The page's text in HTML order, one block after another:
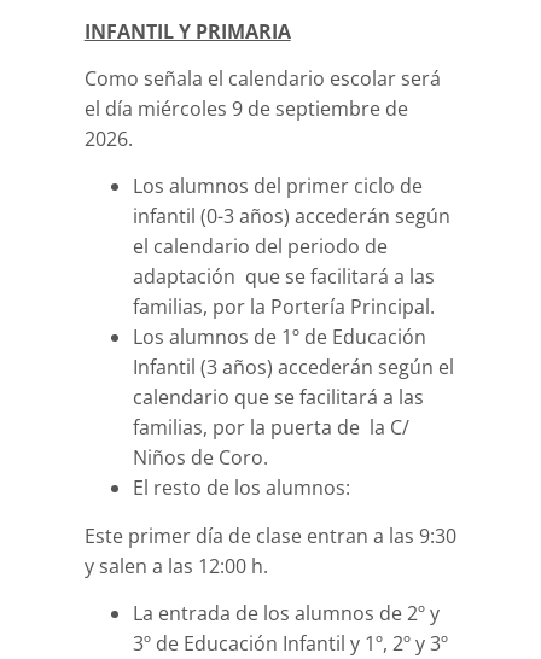
INFANTIL Y PRIMARIA
Como señala el calendario escolar será
el día miércoles 9 de septiembre de
2026.
Los alumnos del primer ciclo de
infantil (0-3 años) accederán según
el calendario del periodo de
adaptación que se facilitará a las
familias, por la Portería Principal.
Los alumnos de 1º de Educación
Infantil (3 años) accederán según el
calendario que se facilitará a las
familias, por la puerta de la C/
Niños de Coro.
El resto de los alumnos:
Este primer día de clase entran a las 9:30
y salen a las 12:00 h.
La entrada de los alumnos de 2º y
3º de Educación Infantil y 1º, 2º y 3º